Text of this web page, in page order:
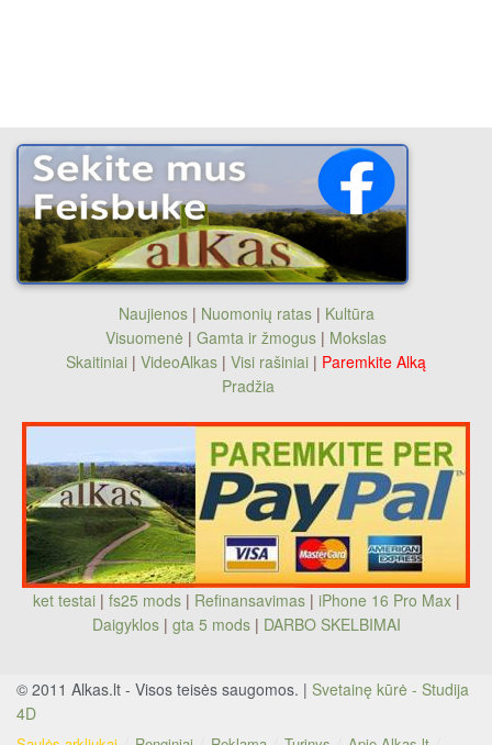
Naujienos| Nuomonių ratas| Kultūra
Visuomenė | Gamta ir žmogus | Mokslas
Skaitiniai | VideoAlkas | Visi rašiniai | Paremkite Alką
Pradžia
ket testai | fs25 mods| Refinansavimas| iPhone 16 Pro Max|
Daigyklos| gta 5 mods | DARBO SKELBIMAI
© 2011 Alkas.lt - Visos teisės saugomos. | Svetainę kūrė - Studija
4D